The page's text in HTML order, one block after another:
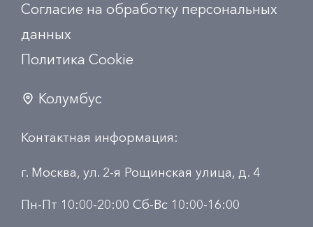
Согласие на обработку персональных
данных
Политика Сookie
Колумбус
Контактная информация:
г. Москва, ул. 2-я Рощинская улица, д. 4
Пн-Пт 10:00-20:00 Сб-Вс 10:00-16:00